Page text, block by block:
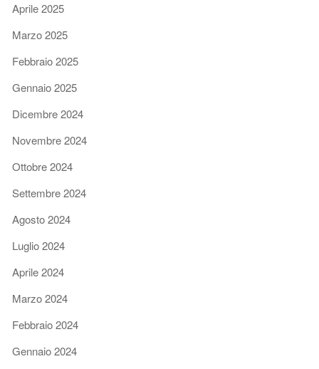
Aprile 2025
Marzo 2025
Febbraio 2025
Gennaio 2025
Dicembre 2024
Novembre 2024
Ottobre 2024
Settembre 2024
Agosto 2024
Luglio 2024
Aprile 2024
Marzo 2024
Febbraio 2024
Gennaio 2024